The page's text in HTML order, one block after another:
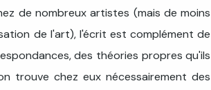
de nombreux artistes (mais de moins
de l'art), l'écrit est complément de
des théories propres qu'ils
trouve chez eux nécessairement des